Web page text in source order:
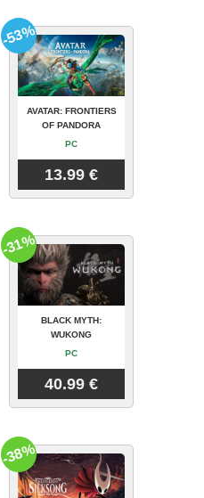
AVATAR: FRONTIERS
OF PANDORA
PC
13.99 €
-53%
BLACK MYTH:
WUKONG
PC
40.99 €
-31%
-38%